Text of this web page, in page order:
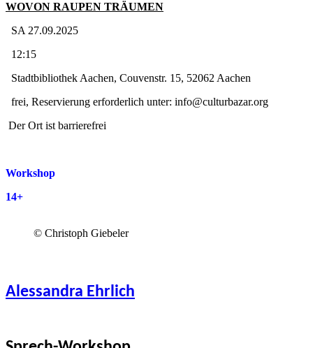
WOVON RAUPEN TRÄUMEN
SA 27.09.2025
12:15
Stadtbibliothek Aachen, Couvenstr. 15, 52062 Aachen
frei, Reservierung erforderlich unter: info@culturbazar.org
Der Ort ist barrierefrei
Workshop
14+
© Christoph Giebeler
Alessandra Ehrlich